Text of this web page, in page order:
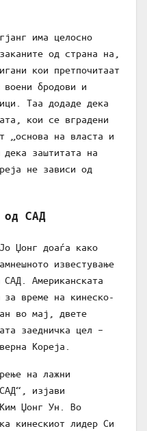
има целосно
од страна на,
кои претпочитаат
воени бродови и
Таа додаде дека
кои се вградени
„основа на власта и
дека заштитата на
не зависи од
од САД
Џонг доаѓа како
известување
Американската
за време на кинеско-
во мај, двете
заедничка цел –
Кореја.
на лажни
изјави
Џонг Ун. Во
кинескиот лидер Си